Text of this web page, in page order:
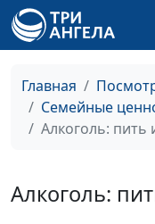
Главная
Семейные
Алкоголь: пить
Алкоголь:
Причины ранних
Подросток и